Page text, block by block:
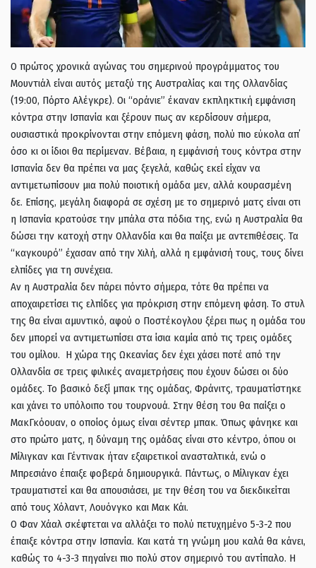
Ο πρώτος χρονικά αγώνας του σημερινού προγράμματος του
Μουντιάλ είναι αυτός μεταξύ της Αυστραλίας και της Ολλανδίας
(19:00, Πόρτο Αλέγκρε). Οι “οράνιε” έκαναν εκπληκτική εμφάνιση
κόντρα στην Ισπανία και ξέρουν πως αν κερδίσουν σήμερα,
ουσιαστικά προκρίνονται στην επόμενη φάση, πολύ πιο εύκολα απ΄
όσο κι οι ίδιοι θα περίμεναν. Βέβαια, η εμφάνισή τους κόντρα στην
Ισπανία δεν θα πρέπει να μας ξεγελά, καθώς εκεί είχαν να
αντιμετωπίσουν μια πολύ ποιοτική ομάδα μεν, αλλά κουρασμένη
δε. Επίσης, μεγάλη διαφορά σε σχέση με το σημερινό ματς είναι οτι
η Ισπανία κρατούσε την μπάλα στα πόδια της, ενώ η Αυστραλία θα
δώσει την κατοχή στην Ολλανδία και θα παίξει με αντεπιθέσεις. Τα
“καγκουρό” έχασαν από την Χιλή, αλλά η εμφάνισή τους, τους δίνει
ελπίδες για τη συνέχεια.
Αν η Αυστραλία δεν πάρει πόντο σήμερα, τότε θα πρέπει να
αποχαιρετίσει τις ελπίδες για πρόκριση στην επόμενη φάση. Το στυλ
της θα είναι αμυντικό, αφού ο Ποστέκογλου ξέρει πως η ομάδα του
δεν μπορεί να αντιμετωπίσει στα ίσια καμία από τις τρεις ομάδες
του ομίλου. Η χώρα της Ωκεανίας δεν έχει χάσει ποτέ από την
Ολλανδία σε τρεις φιλικές αναμετρήσεις που έχουν δώσει οι δύο
ομάδες. Το βασικό δεξί μπακ της ομάδας, Φράνιτς, τραυματίστηκε
και χάνει το υπόλοιπο του τουρνουά. Στην θέση του θα παίξει ο
ΜακΓκόουαν, ο οποίος όμως είναι σέντερ μπακ. Όπως φάνηκε και
στο πρώτο ματς, η δύναμη της ομάδας είναι στο κέντρο, όπου οι
Μίλιγκαν και Γέντινακ ήταν εξαιρετικοί ανασταλτικά, ενώ ο
Μπρεσιάνο έπαιξε φοβερά δημιουργικά. Πάντως, ο Μίλιγκαν έχει
τραυματιστεί και θα απουσιάσει, με την θέση του να διεκδικείται
από τους Χόλαντ, Λουόνγκο και Μακ Κάι.
Ο Φαν Χάαλ σκέφτεται να αλλάξει το πολύ πετυχημένο 5-3-2 που
έπαιξε κόντρα στην Ισπανία. Και κατά τη γνώμη μου καλά θα κάνει,
καθώς το 4-3-3 πηγαίνει πιο πολύ στον σημερινό του αντίπαλο. Η